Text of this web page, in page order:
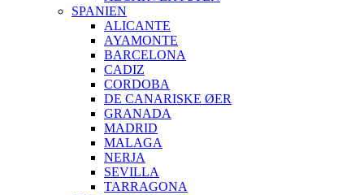
SPANIEN
ALICANTE
AYAMONTE
BARCELONA
CADIZ
CORDOBA
DE CANARISKE ØER
GRANADA
MADRID
MALAGA
NERJA
SEVILLA
TARRAGONA